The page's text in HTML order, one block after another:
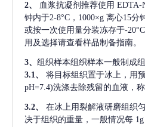
2、 血浆抗凝剂推荐使用 EDTA-
钟内于2-8°C，1000×g 离心15分
或按一次使用量分装冻存于-
用及选择请查看样品制备指南。
3、 组织样本组织样本一般制成
3.1、
将目标组织置于冰上，用
pH=7.4)洗涤去除残留的血液，称
3.2、
在冰上用裂解液研磨组织
决于组织的重量，一般情况每